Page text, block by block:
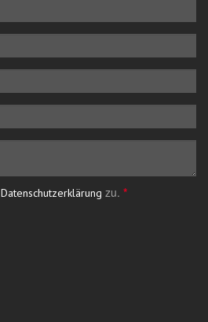
Datenschutzerklärung zu. *